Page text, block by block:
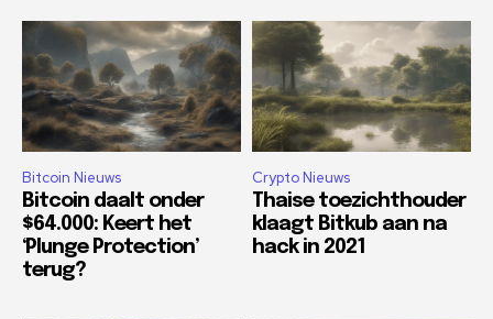
Bitcoin Nieuws
Bitcoin daalt onder
$64.000: Keert het
‘Plunge Protection’
terug?
Crypto Nieuws
Thaise toezichthouder
klaagt Bitkub aan na
hack in 2021